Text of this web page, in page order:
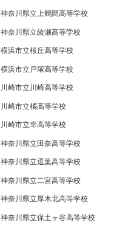
神奈川県立上鶴間高等学校
神奈川県立綾瀬高等学校
横浜市立桜丘高等学校
横浜市立戸塚高等学校
川崎市立川崎高等学校
川崎市立橘高等学校
川崎市立幸高等学校
神奈川県立田奈高等学校
神奈川県立逗葉高等学校
神奈川県立二宮高等学校
神奈川県立厚木北高等学校
神奈川県立保土ヶ谷高等学校